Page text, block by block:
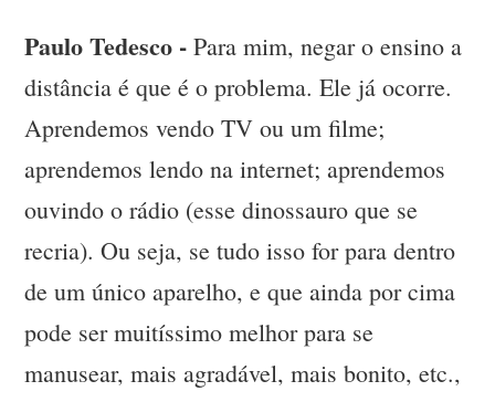
Paulo Tedesco -Para mim, negar o ensino a
distância é que é o problema. Ele já ocorre.
Aprendemos vendo TV ou um filme;
aprendemos lendo na internet; aprendemos
ouvindo o rádio (esse dinossauro que se
recria). Ou seja, se tudo isso for para dentro
de um único aparelho, e que ainda por cima
pode ser muitíssimo melhor para se
manusear, mais agradável, mais bonito, etc.,